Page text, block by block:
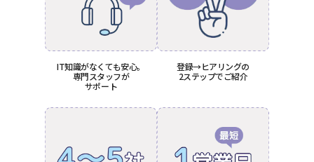
IT知識がなくても安心。
専門スタッフが
サポート
登録→ヒアリングの
2ステップでご紹介